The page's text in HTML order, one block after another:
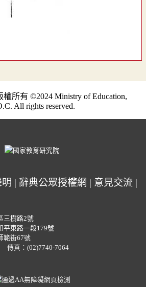
所有 ©2024 Ministry of Education,
All rights reserved.
| 辭典公眾授權網 | 意見交流 |
三樹路2號
平東路一段179號
範街67號
傳真：(02)7740-7064